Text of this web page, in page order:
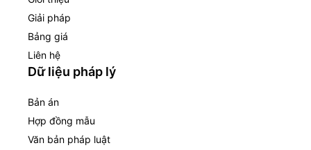
Giải pháp
Bảng giá
Liên hệ
Dữ liệu pháp lý
Bản án
Hợp đồng mẫu
Văn bản pháp luật